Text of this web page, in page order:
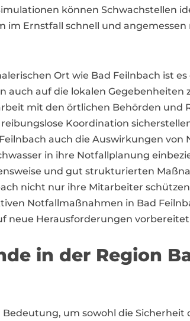
können Schwachstellen
im Ernstfall schnell und angemessen
Ort wie Bad Feilnbach ist
auch auf die lokalen Gegebenheiten
mit den örtlichen Behörden und
Koordination
auch die Auswirkungen von
in ihre Notfallplanung
und gut strukturierten
nicht nur ihre Mitarbeiter
Notfallmaßnahmen in Bad
neue Herausforderungen vorbereitet
in der Region
um sowohl die Sicherheit